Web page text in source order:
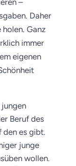
–
Daher
Ganz
immer
eigenen
Beruf des
den es gibt.
junge
wollen.